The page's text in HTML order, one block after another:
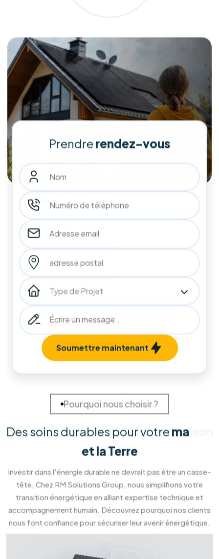
Votre partenaire expert pour une
durable.
Chez RM Solutions Group, nous ne nous contentons pas
d'installer des équipements, nous optimisons votre
confort. Grâce à nos audits précis et nos solutions sur
mesure (panneaux photovoltaïques, pompes à chaleur,
isolation), nous aidons les ménages et entreprises belges à
réduire drastiquement leurs factures tout en valorisant leur
patrimoine.
Faites le choix de la qualité et de l'accompagnement de A à
Z pour un avenir plus vert et plus économique.
Demander mon audit gratuit
10
années
d'expérience
219
Installations Réalisées
219+
Projets terminés